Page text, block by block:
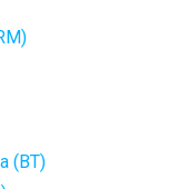
(BT)